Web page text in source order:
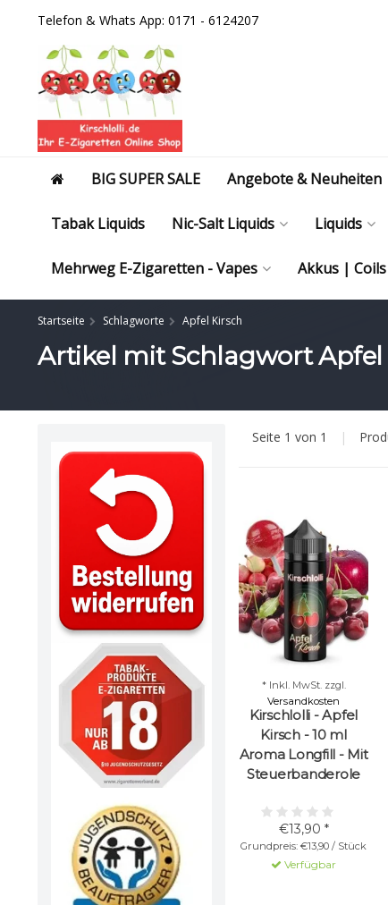
Telefon & Whats App: 0171 - 6124207
BIG SUPER SALE Angebote & Neuheiten
Tabak Liquids Nic-Salt Liquids Liquids
Mehrweg E-Zigaretten - Vapes Akkus |
Startseite Schlagworte Apfel Kirsch
Artikel mit Schlagwort Apfel
Seite 1 von 1 |
Kirschlolli - Apfel
Kirsch - 10 ml
Aroma Longfill - Mit
Steuerbanderole
€13,90 *
Grundpreis: €13,90 / Stück
* Inkl. MwSt. zzgl.
Versandkosten
Verfügbar